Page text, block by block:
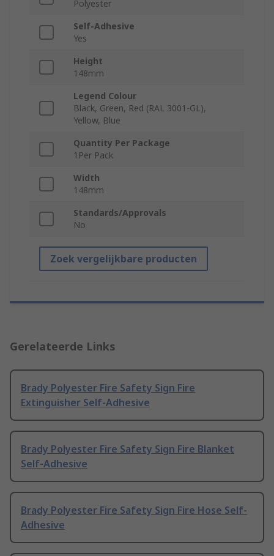
Polyester
Self-Adhesive
Yes
Height
148mm
Legend Colour
Black, Green, Red (RAL 3001-GL),
Yellow, Blue
Quantity Per Package
1Per Pack
Width
148mm
Standards/Approvals
No
Zoek vergelijkbare producten
Gerelateerde Links
Brady Polyester Fire Safety Sign Fire
Extinguisher Self-Adhesive
Brady Polyester Fire Safety Sign Fire Blanket
Self-Adhesive
Brady Polyester Fire Safety Sign Fire Hose Self-
Adhesive